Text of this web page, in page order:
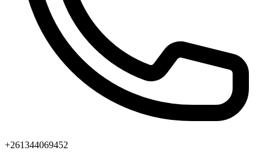
+261344069452